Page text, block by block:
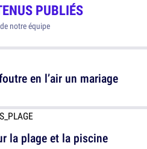
PUBLIÉS
notre équipe
en l’air un mariage
la plage et la piscine